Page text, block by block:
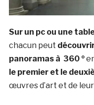
Sur un pc ou une
chacun peut
panoramas à 360 º
le premier et le
œuvres d’art et de